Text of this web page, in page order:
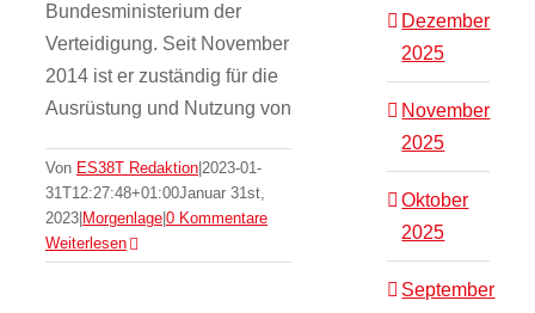
Bundesministerium der
Verteidigung. Seit November
2014 ist er zuständig für die
Ausrüstung und Nutzung von
Von ES38T Redaktion 2023-01-
31T12:27:48+01:00Januar 31st,
2023 Morgenlage 0 Kommentare
Weiterlesen
Dezember
2025
November
2025
Oktober
2025
September